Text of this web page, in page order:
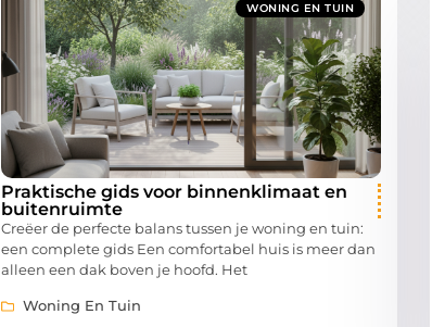
WONING EN TUIN
Praktische gids voor binnenklimaat en
buitenruimte
Creëer de perfecte balans tussen je woning en tuin:
een complete gids Een comfortabel huis is meer dan
alleen een dak boven je hoofd. Het
Woning En Tuin